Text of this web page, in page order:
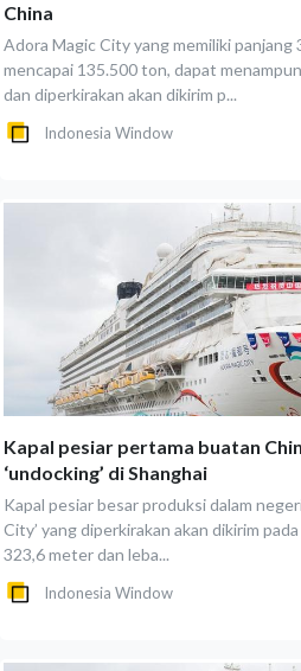
China
Adora Magic City yang memiliki
mencapai 135.500 ton, dapat
dan diperkirakan akan dikirim p...
Indonesia Window
Kapal pesiar pertama buatan
‘undocking’ di Shanghai
Kapal pesiar besar produksi dalam
City’ yang diperkirakan akan dikirim
323,6 meter dan leba...
Indonesia Window